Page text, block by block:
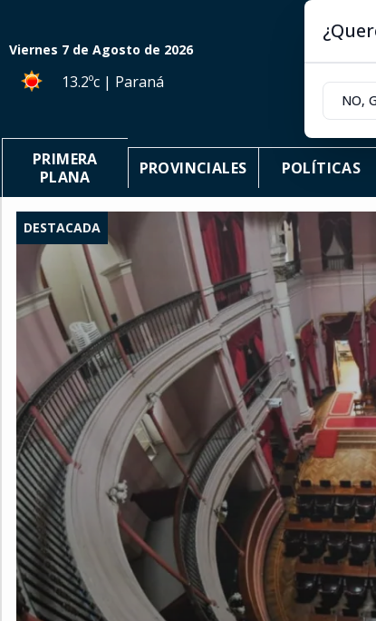
Viernes 7 de Agosto de 2026
13.2ºc | Paraná
PRIMERA
PLANA
PROVINCIALES POLÍTICAS
DESTACADA
NO,